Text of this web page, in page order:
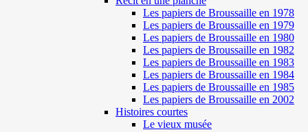
Les papiers de Broussaille en 1978
Les papiers de Broussaille en 1979
Les papiers de Broussaille en 1980
Les papiers de Broussaille en 1982
Les papiers de Broussaille en 1983
Les papiers de Broussaille en 1984
Les papiers de Broussaille en 1985
Les papiers de Broussaille en 2002
Histoires courtes
Le vieux musée